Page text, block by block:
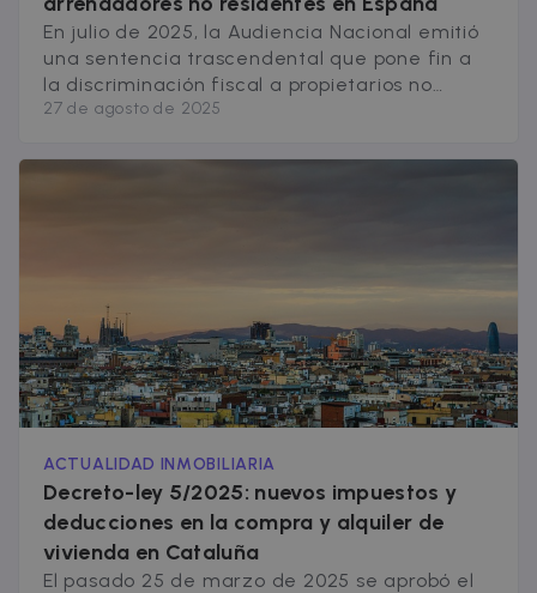
En julio de 2025, la Audiencia Nacional emitió
una sentencia trascendental que pone fin a
la discriminación fiscal a propietarios no
residentes. A partir de ahora, las personas
España pero residen fuera de la Unión
27 de agosto de 2025
ACTUALIDAD INMOBILIARIA
Decreto-ley 5/2025: nuevos impuestos y
deducciones en la compra y alquiler de
vivienda en Cataluña
El pasado 25 de marzo de 2025 se aprobó el